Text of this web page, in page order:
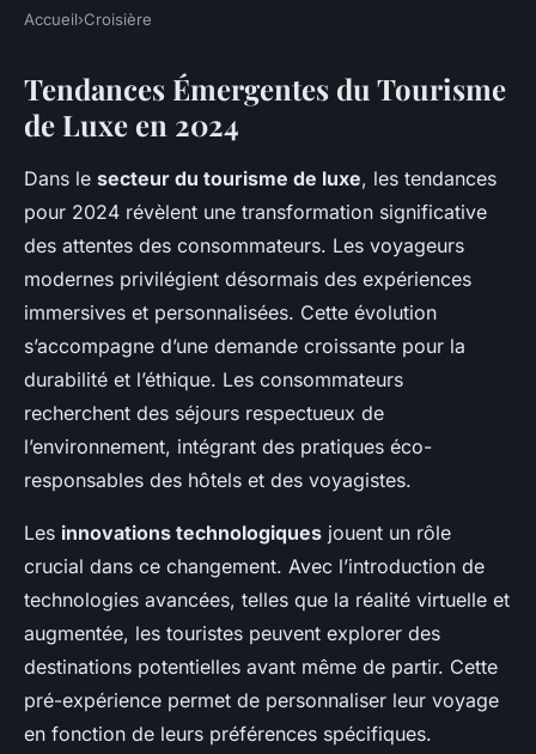
Découvrez les Nouvelles
Tendances du Tourisme de
Luxe en 2024 : Innovations et
Expériences Inoubliables
• 26 novembre 2024 • 5 min de lecture
Accueil›Croisière
Tendances Émergentes du Tourisme
de Luxe en 2024
Dans le secteur du tourisme de luxe, les tendances
pour 2024 révèlent une transformation significative
des attentes des consommateurs. Les voyageurs
modernes privilégient désormais des expériences
immersives et personnalisées. Cette évolution
s’accompagne d’une demande croissante pour la
durabilité et l’éthique. Les consommateurs
recherchent des séjours respectueux de
l’environnement, intégrant des pratiques éco-
responsables des hôtels et des voyagistes.
Les innovations technologiques jouent un rôle
crucial dans ce changement. Avec l’introduction de
technologies avancées, telles que la réalité virtuelle et
augmentée, les touristes peuvent explorer des
destinations potentielles avant même de partir. Cette
pré-expérience permet de personnaliser leur voyage
en fonction de leurs préférences spécifiques.